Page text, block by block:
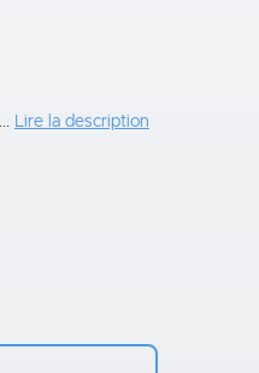
Lire la description